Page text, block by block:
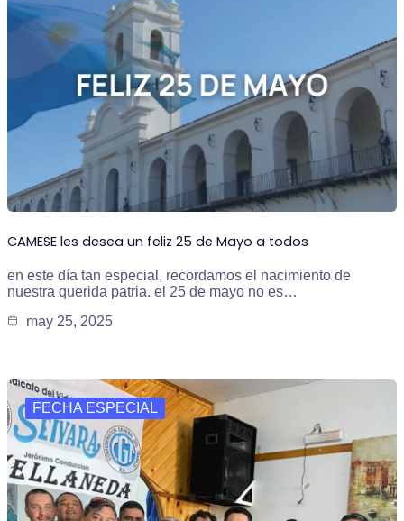
CAMESE les desea un feliz 25 de Mayo a todos
en este día tan especial, recordamos el nacimiento de
nuestra querida patria. el 25 de mayo no es…
may 25, 2025
FECHA ESPECIAL